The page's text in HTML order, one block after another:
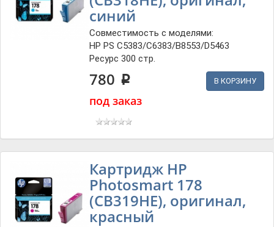
синий
Совместимость с моделями:
HP PS C5383/C6383/B8553/D5463
Ресурс 300 стр.
780 p
под заказ
В КОРЗИНУ
Картридж HP
Photosmart 178
(CB319HE), оригинал,
красный